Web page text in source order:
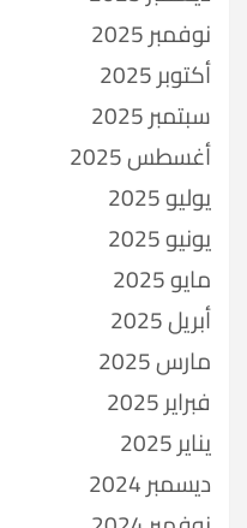
نوفمبر 2025
أكتوبر 2025
سبتمبر 2025
أغسطس 2025
يوليو 2025
يونيو 2025
مايو 2025
أبريل 2025
مارس 2025
فبراير 2025
يناير 2025
ديسمبر 2024